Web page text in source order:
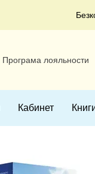
Програма лояльности
Кабинет